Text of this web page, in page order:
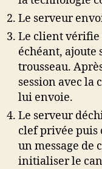
Le serveur
Le client vérifie
échéant, ajoute
trousseau.
session avec la
lui envoie.
Le serveur
clef privée puis
un message de
initialiser le